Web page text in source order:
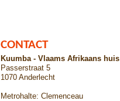
CONTACT
Kuumba - Vlaams Afrikaans huis
Passerstraat 5
1070 Anderlecht
Metrohalte: Clemenceau